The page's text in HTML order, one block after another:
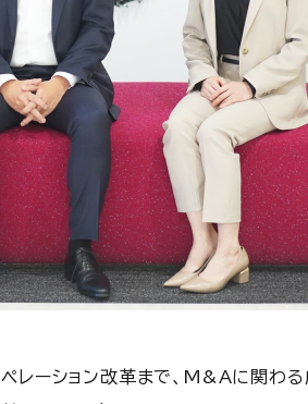
ペレーション改革まで、M&Aに関わ